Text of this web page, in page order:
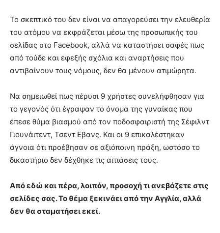
Το σκεπτικό του δεν είναι να απαγορεύσει την ελευθερία
του ατόμου να εκφράζεται μέσω της προσωπικής του
σελίδας στο Facebook, αλλά να καταστήσει σαφές πως
από τούδε και εφεξής σχόλια και αναρτήσεις που
αντιβαίνουν τους νόμους, δεν θα μένουν ατιμώρητα.
Να σημειωθεί πως πέρυσι 9 χρήστες συνελήφθησαν για
το γεγονός ότι έγραψαν το όνομα της γυναίκας που
έπεσε θύμα βιασμού από τον ποδοσφαιριστή της Σέφιλντ
Γιουνάιτεντ, Τσεντ Εβανς. Και οι 9 επικαλέστηκαν
άγνοια ότι προέβησαν σε αξιόποινη πράξη, ωστόσο το
δικαστήριο δεν δέχθηκε τις αιτιάσεις τους.
Από εδώ και πέρα, λοιπόν, προσοχή τι ανεβάζετε στις
σελίδες σας. Το θέμα ξεκινάει από την Αγγλία, αλλά
δεν θα σταματήσει εκεί.